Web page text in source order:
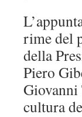
rime del
della
Piero
Giovanni
cultura